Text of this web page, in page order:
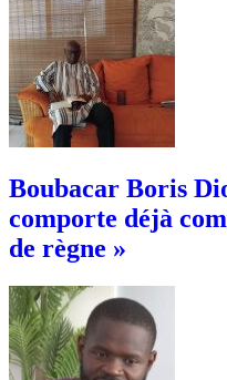
Boubacar Boris
comporte déjà
de règne »